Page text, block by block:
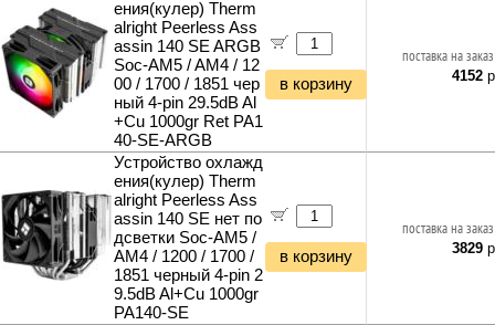
Кабель телефонный
Кабель силовой (бухты)
Аксессуары для майнинга
Планки и панели портов
Органайзеры для кабелей
Стяжки для кабелей
Кабели и переходники прочие
Культиваторы и мотоблоки
Снегоуборщики и подметальщики
Мотобуры
Дровоколы
Отбойные молотки
Вибротехника
Бетономешалки
Садовые инструменты
Наборы инструментов
Хранение инструментов
Удлинители силовые
Фонари и мобильные светильники
Мультитулы и ножи
Инструменты и техника прочее
Фонари и мобильные светильники
Ночники и декоративные светильники
Гирлянды и гибкий неон
ения(кулер) Therm
alright Peerless Ass
assin 140 SE ARGB
Soc-AM5 / AM4 / 12
00 / 1700 / 1851 чер
ный 4-pin 29.5dB Al
+Cu 1000gr Ret PA1
40-SE-ARGB
в корзину
поставка на
4152
Устройство охлажд
ения(кулер) Therm
alright Peerless Ass
assin 140 SE нет по
дсветки Soc-AM5 /
AM4 / 1200 / 1700 /
1851 черный 4-pin 2
9.5dB Al+Cu 1000gr
PA140-SE
в корзину
поставка на
3829